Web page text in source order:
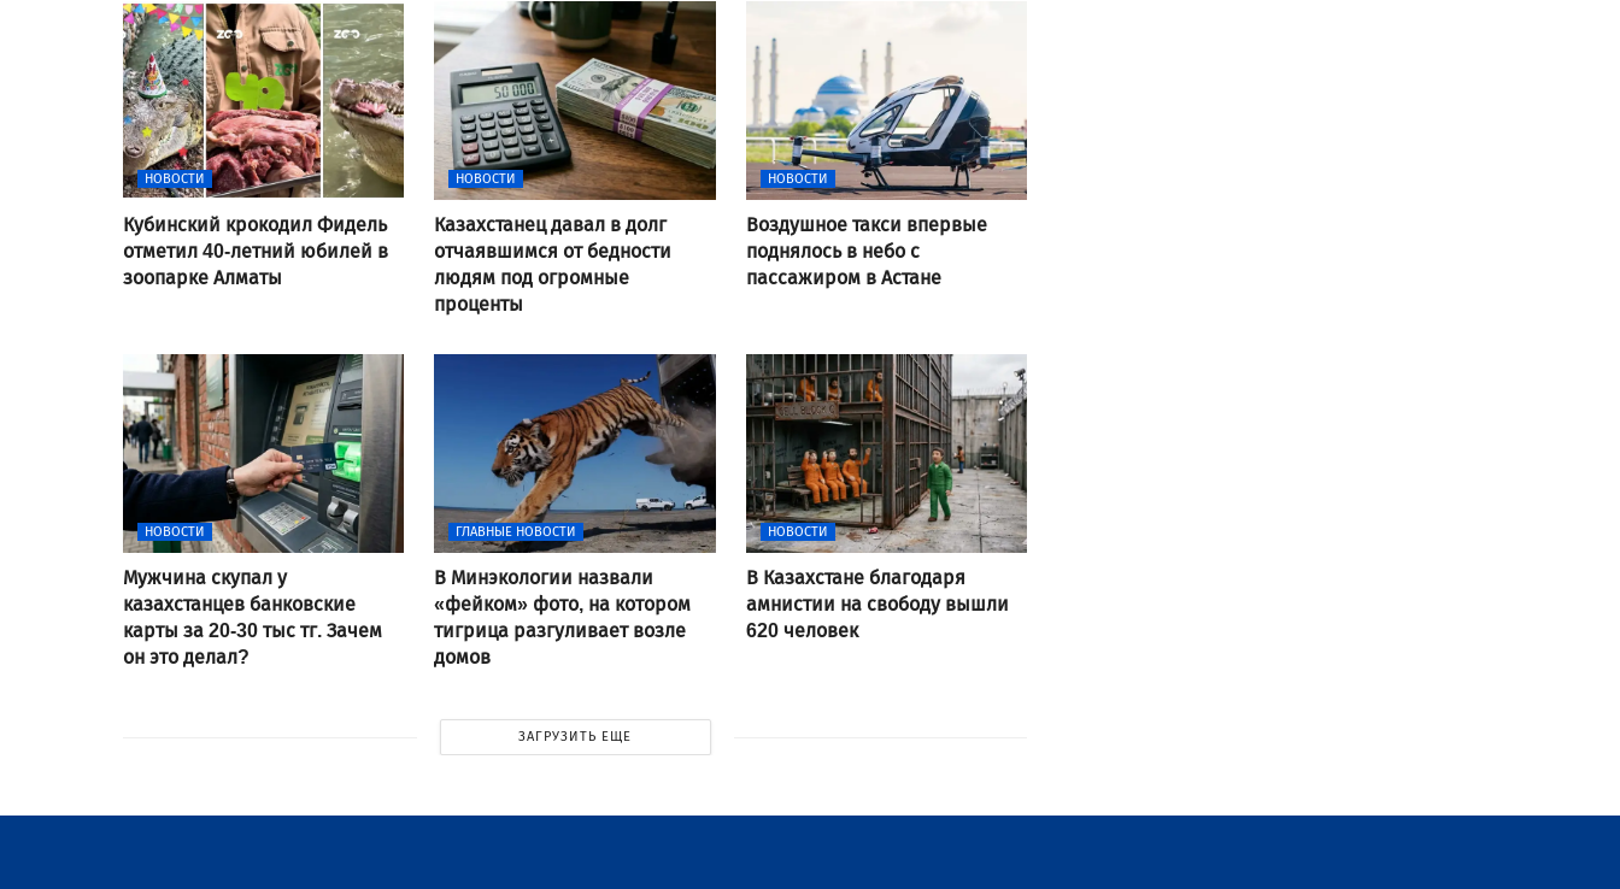
НОВОСТИ
Кубинский крокодил Фидель
отметил 40-летний юбилей в
зоопарке Алматы
НОВОСТИ
Казахстанец давал в долг
отчаявшимся от бедности
людям под огромные
проценты
НОВОСТИ
Воздушное такси впервые
поднялось в небо с
пассажиром в Астане
НОВОСТИ
Мужчина скупал у
казахстанцев банковские
карты за 20-30 тыс тг. Зачем
он это делал?
ГЛАВНЫЕ НОВОСТИ
В Минэкологии назвали
«фейком» фото, на котором
тигрица разгуливает возле
домов
НОВОСТИ
В Казахстане благодаря
амнистии на свободу вышли
620 человек
ЗАГРУЗИТЬ ЕЩЕ